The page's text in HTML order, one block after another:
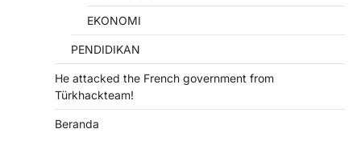
EKONOMI
PENDIDIKAN
He attacked the French government from
Türkhackteam!
Beranda